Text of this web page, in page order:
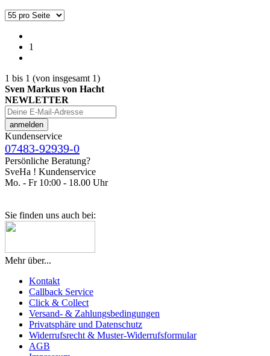
1
1 bis 1 (von insgesamt 1)
Sven Markus von Hacht
NEWLETTER
Kundenservice
07483-92939-0
Persönliche Beratung?
SveHa ! Kundenservice
Mo. - Fr 10:00 - 18.00 Uhr
Sie finden uns auch bei:
Mehr über...
Kontakt
Callback Service
Click & Collect
Versand- & Zahlungsbedingungen
Privatsphäre und Datenschutz
Widerrufsrecht & Muster-Widerrufsformular
AGB